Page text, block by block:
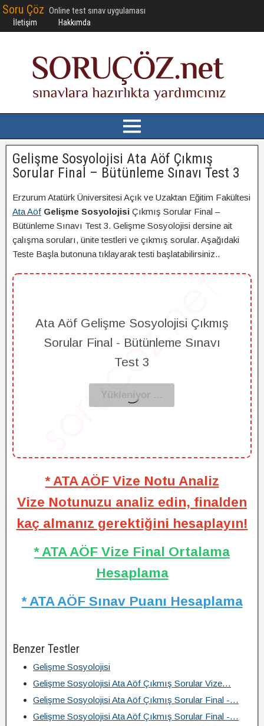
Soru Çöz Online test sınav uygulaması
İletişim Hakkımda
Gelişme Sosyolojisi Ata Aöf Çıkmış
Sorular Final – Bütünleme Sınavı Test 3
Erzurum Atatürk Üniversitesi Açık ve Uzaktan Eğitim Fakültesi
Ata Aöf Gelişme Sosyolojisi Çıkmış Sorular Final –
Bütünleme Sınavı Test 3. Gelişme Sosyolojisi dersine ait
çalışma soruları, ünite testleri ve çıkmış sorular. Aşağıdaki
Teste Başla butonuna tıklayarak testi başlatabilirsiniz..
Ata Aöf Gelişme Sosyolojisi Çıkmış
Sorular Final - Bütünleme Sınavı
Test 3
* ATA AÖF Vize Notu Analiz
Vize Notunuzu analiz edin, finalden
kaç almanız gerektiğini hesaplayın!
* ATA AÖF Vize Final Ortalama
Hesaplama
* ATA AÖF Sınav Puanı Hesaplama
Benzer Testler
Gelişme Sosyolojisi
Gelişme Sosyolojisi Ata Aöf Çıkmış Sorular Vize…
Gelişme Sosyolojisi Ata Aöf Çıkmış Sorular Final -…
Gelişme Sosyolojisi Ata Aöf Çıkmış Sorular Final -…